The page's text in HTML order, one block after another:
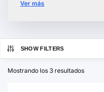
Explora nuestra
Ver más
SHOW FILTERS
Mostrando los 3 resultados